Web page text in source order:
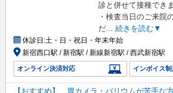
診と併せて接種できま
・検査当日のご来院
だ... 続きを読む▼
休診日:土・日・祝日・年末年始
新宿西口駅 / 新宿駅 / 新線新宿駅 / 西武新宿駅
オンライン決済対応 インボイス
【おすすめ】 胃カメラ・バリウムが苦手な